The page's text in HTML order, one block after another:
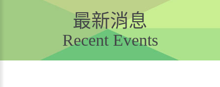
最新消息
Recent Events